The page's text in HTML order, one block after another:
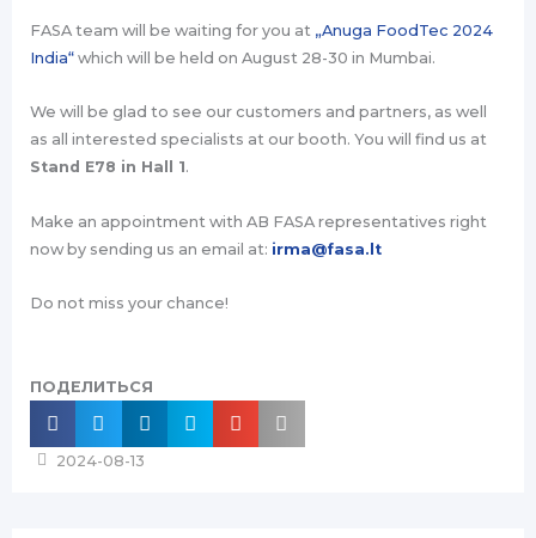
FASA team will be waiting for you at „Anuga FoodTec 2024
India“ which will be held on August 28-30 in Mumbai.
We will be glad to see our customers and partners, as well
as all interested specialists at our booth. You will find us at
Stand E78 in Hall 1.
Make an appointment with AB FASA representatives right
now by sending us an email at: irma@fasa.lt
Do not miss your chance!
ПОДЕЛИТЬСЯ
2024-08-13